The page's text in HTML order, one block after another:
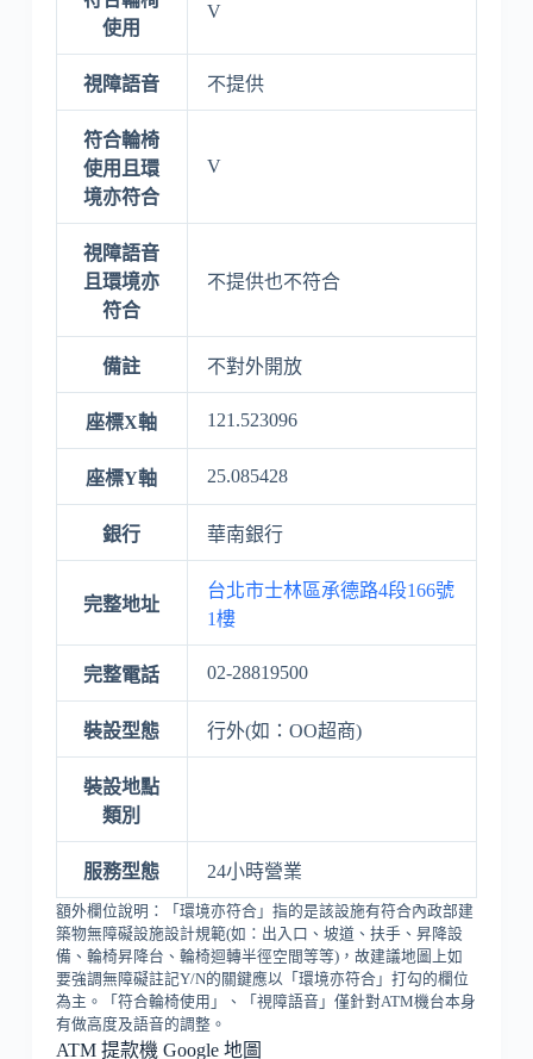
使用
V
視障語音 不提供
符合輪椅
使用且環
境亦符合
V
視障語音
且環境亦
符合
不提供也不符合
備註 不對外開放
座標X軸 121.523096
座標Y軸 25.085428
銀行 華南銀行
完整地址
台北市士林區承德路4段166號
1樓
完整電話 02-28819500
裝設型態 行外(如：OO超商)
裝設地點
類別
服務型態 24小時營業
額外欄位說明：「環境亦符合」指的是該設施有符合內政部建
築物無障礙設施設計規範(如：出入口、坡道、扶手、昇降設
備、輪椅昇降台、輪椅迴轉半徑空間等等)，故建議地圖上如
要強調無障礙註記Y/N的關鍵應以「環境亦符合」打勾的欄位
為主。「符合輪椅使用」、「視障語音」僅針對ATM機台本身
有做高度及語音的調整。
ATM 提款機 Google 地圖